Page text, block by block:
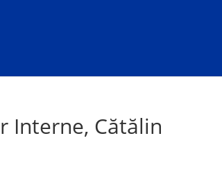
Interne, Cătălin